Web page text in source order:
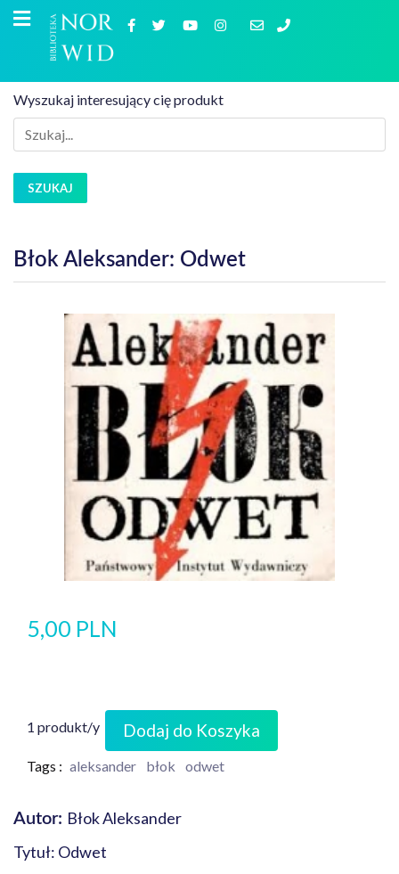
Wyszukaj interesujący cię produkt
SZUKAJ
Błok Aleksander: Odwet
5,00 PLN
1 produkt/y Dodaj do Koszyka
Tags : aleksander błok odwet
Autor: Błok Aleksander
Tytuł: Odwet